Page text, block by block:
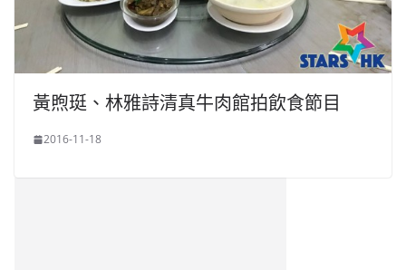
黃煦珽、林雅詩清真牛肉館拍飲食節目
2016-11-18